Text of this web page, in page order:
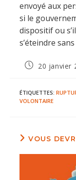
envoyé aux
si le
dispositif ou
s’éteindre
Publication
20 janvier
ÉTIQUETTES:
VOLONTAIRE
VOUS